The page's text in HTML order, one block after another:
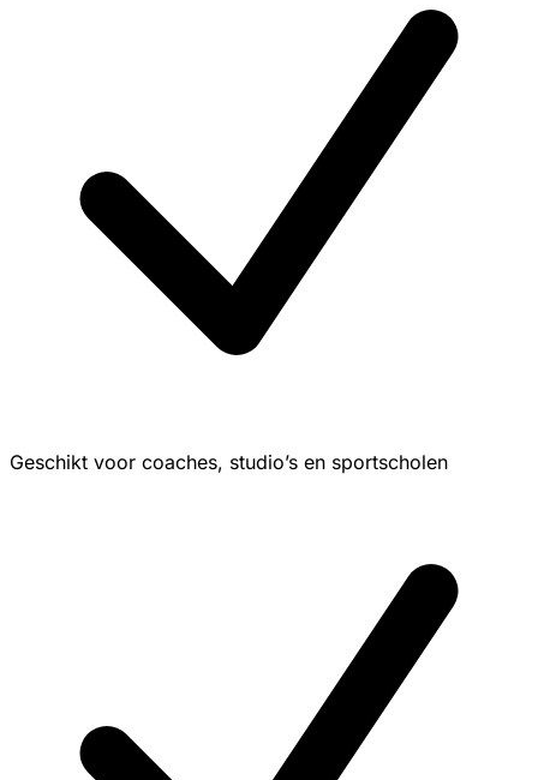
Geschikt voor coaches, studio’s en sportscholen